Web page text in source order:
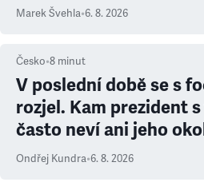
Marek Švehla•6. 8. 2026
Česko•8 minut
V poslední době se s
rozjel. Kam prezident
často neví ani jeho
Ondřej Kundra•6. 8. 2026